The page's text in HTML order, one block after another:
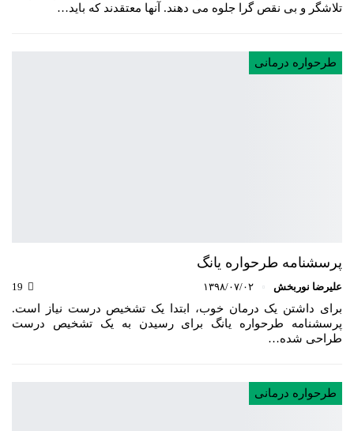
تلاشگر و بی نقص گرا جلوه می دهند. آنها معتقدند که باید…
طرحواره درمانی
پرسشنامه طرحواره یانگ
علیرضا نوربخش ۱۳۹۸/۰۷/۰۲
برای داشتن یک درمان خوب، ابتدا یک تشخیص درست نیاز است.
پرسشنامه طرحواره یانگ برای رسیدن به یک تشخیص درست
طراحی شده…
طرحواره درمانی